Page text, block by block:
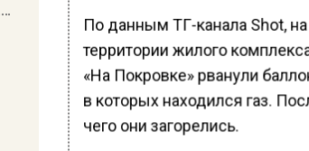
По данным ТГ-канала Shot, на
территории жилого
«На Покровке» рванули
в которых находился газ.
чего они загорелись.